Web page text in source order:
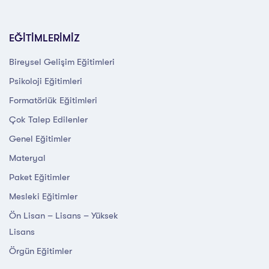
EĞİTİMLERİMİZ
Bireysel Gelişim Eğitimleri
Psikoloji Eğitimleri
Formatörlük Eğitimleri
Çok Talep Edilenler
Genel Eğitimler
Materyal
Paket Eğitimler
Mesleki Eğitimler
Ön Lisan – Lisans – Yüksek
Lisans
Örgün Eğitimler